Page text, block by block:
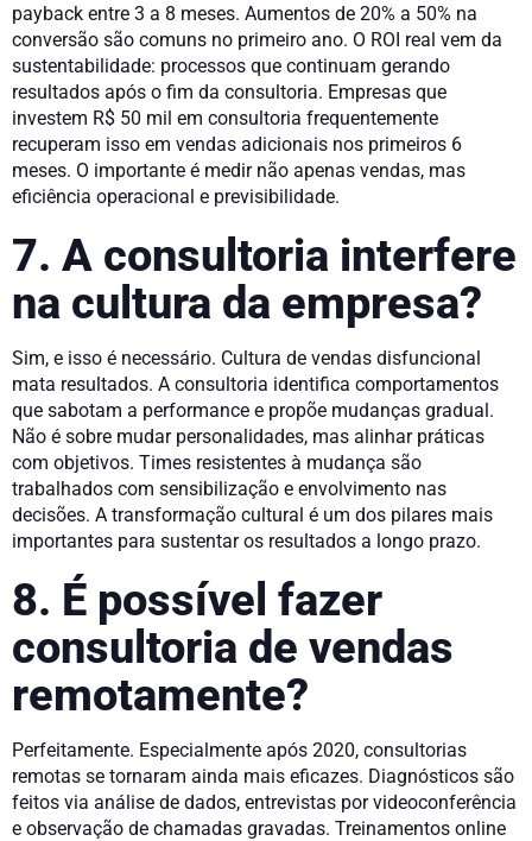
payback entre 3 a 8 meses. Aumentos de 20% a 50% na
conversão são comuns no primeiro ano. O ROI real vem da
sustentabilidade: processos que continuam gerando
resultados após o fim da consultoria. Empresas que
investem R$ 50 mil em consultoria frequentemente
recuperam isso em vendas adicionais nos primeiros 6
meses. O importante é medir não apenas vendas, mas
eficiência operacional e previsibilidade.
7. A consultoria interfere
na cultura da empresa?
Sim, e isso é necessário. Cultura de vendas disfuncional
mata resultados. A consultoria identifica comportamentos
que sabotam a performance e propõe mudanças gradual.
Não é sobre mudar personalidades, mas alinhar práticas
com objetivos. Times resistentes à mudança são
trabalhados com sensibilização e envolvimento nas
decisões. A transformação cultural é um dos pilares mais
importantes para sustentar os resultados a longo prazo.
8. É possível fazer
consultoria de vendas
remotamente?
Perfeitamente. Especialmente após 2020, consultorias
remotas se tornaram ainda mais eficazes. Diagnósticos são
feitos via análise de dados, entrevistas por videoconferência
e observação de chamadas gravadas. Treinamentos online